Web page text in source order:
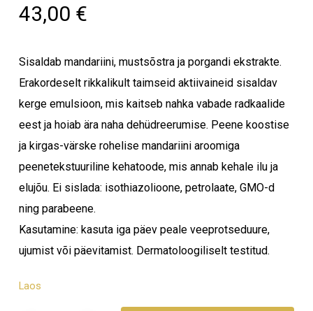
43,00 €
Sisaldab mandariini, mustsõstra ja porgandi ekstrakte.
Erakordeselt rikkalikult taimseid aktiivaineid sisaldav
kerge emulsioon, mis kaitseb nahka vabade radkaalide
eest ja hoiab ära naha dehüdreerumise. Peene koostise
ja kirgas-värske rohelise mandariini aroomiga
peenetekstuuriline kehatoode, mis annab kehale ilu ja
elujõu. Ei sislada: isothiazolioone, petrolaate, GMO-d
ning parabeene.
Kasutamine: kasuta iga päev peale veeprotseduure,
ujumist või päevitamist. Dermatoloogiliselt testitud.
Laos